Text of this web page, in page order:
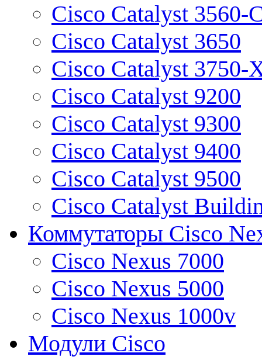
Cisco Catalyst 3560-
Cisco Catalyst 3650
Cisco Catalyst 3750-
Cisco Catalyst 9200
Cisco Catalyst 9300
Cisco Catalyst 9400
Cisco Catalyst 9500
Cisco Catalyst
Коммутаторы Cisco
Cisco Nexus 7000
Cisco Nexus 5000
Cisco Nexus 1000v
Модули Cisco